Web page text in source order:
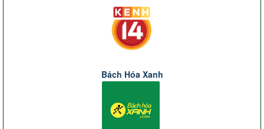
Bách Hóa Xanh